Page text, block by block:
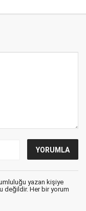
yazan kişiye
değildir. Her bir yorum